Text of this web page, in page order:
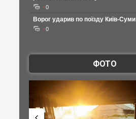
0
Ворог ударив по поїзду Київ-Суми
0
ФОТО